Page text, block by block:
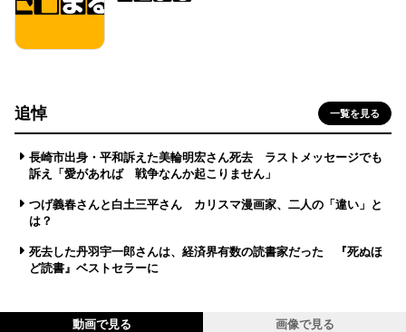
追悼 一覧を見る
長崎市出身・平和訴えた美輪明宏さん死去 ラストメッセージでも
訴え「愛があれば 戦争なんか起こりません」
つげ義春さんと白土三平さん カリスマ漫画家、二人の「違い」と
は？
死去した丹羽宇一郎さんは、経済界有数の読書家だった 『死ぬほ
ど読書』ベストセラーに
動画で見る 画像で見る